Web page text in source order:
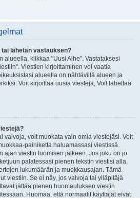
lähetän vastauksen?
alueella, klikkaa "Uusi Aihe". Vastataksesi
Viestien kirjoittaminen voi vaatia
alueella on nähtävillä alueen ja
Voit kirjoittaa uusia viestejä, Voit lähettää
valvoja, voit muokata vain omia viestejäsi. Voit
painiketta haluamassasi viestissä.
ajan viestin luomisen jälkeen. Jos joku on jo
palatessasi pienen tekstin viestisi alla,
lukumäärän ja muokkausajan. Tämä
viestiin. Se ei näy, jos valvoja tai ylläpitäjä
jättää pienen huomautuksen viestin
Huomaa, että normaalit käyttäjät eivät